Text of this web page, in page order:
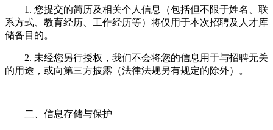
1. 您提交的简历及相关个人信息（包括但不限于姓名、联
系方式、教育经历、工作经历等）将仅用于本次招聘及人才库
储备目的。
2. 未经您另行授权，我们不会将您的信息用于与招聘无关
的用途，或向第三方披露（法律法规另有规定的除外）。
二、信息存储与保护